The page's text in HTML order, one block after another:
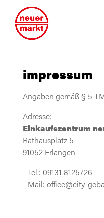
impressum
Angaben gemäß § 5
Adresse:
Einkaufszentrum
Rathausplatz 5
91052 Erlangen
Tel.: 09131 8125726
Mail: office@city-